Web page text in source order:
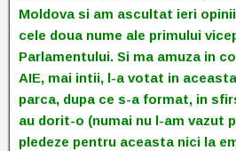
Moldova si am ascultat ieri
cele doua nume ale primului
Parlamentului. Si ma amuza in
AIE, mai intii, l-a votat in
parca, dupa ce s-a format, in
au dorit-o (numai nu l-am vazut
pledeze pentru aceasta nici la